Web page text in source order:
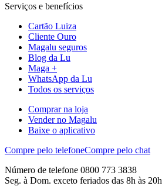
Serviços e benefícios
Cartão Luiza
Cliente Ouro
Magalu seguros
Blog da Lu
Maga +
WhatsApp da Lu
Todos os serviços
Comprar na loja
Vender no Magalu
Baixe o aplicativo
Compre pelo telefoneCompre pelo chat
Número de telefone 0800 773 3838
Seg. à Dom. exceto feriados das 8h às 20h